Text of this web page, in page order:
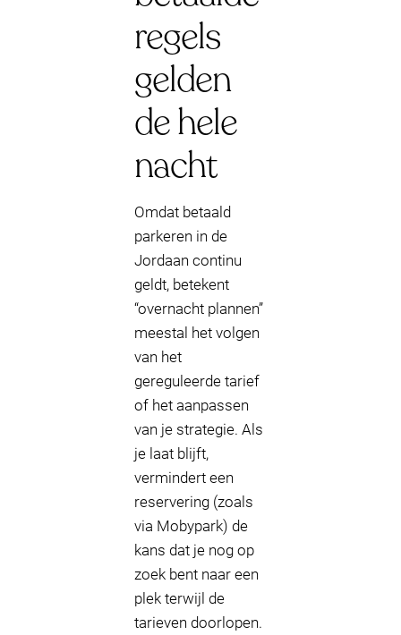
regels
gelden
de hele
nacht
Omdat betaald
parkeren in de
Jordaan continu
geldt, betekent
“overnacht plannen”
meestal het volgen
van het
gereguleerde tarief
of het aanpassen
van je strategie. Als
je laat blijft,
vermindert een
reservering (zoals
via Mobypark) de
kans dat je nog op
zoek bent naar een
plek terwijl de
tarieven doorlopen.